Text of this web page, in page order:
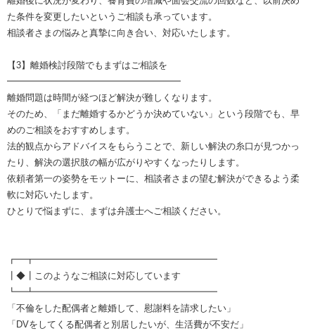
た条件を変更したいというご相談も承っています。
相談者さまの悩みと真摯に向き合い、対応いたします。
【3】離婚検討段階でもまずはご相談を
━━━━━━━━━━━━━━━━━━━
離婚問題は時間が経つほど解決が難しくなります。
そのため、「まだ離婚するかどうか決めていない」という段階でも、早
めのご相談をおすすめします。
法的観点からアドバイスをもらうことで、新しい解決の糸口が見つかっ
たり、解決の選択肢の幅が広がりやすくなったりします。
依頼者第一の姿勢をモットーに、相談者さまの望む解決ができるよう柔
軟に対応いたします。
ひとりで悩まずに、まずは弁護士へご相談ください。
┏━┳━━━━━━━━━━━━━━━━━━━━
┃◆┃このようなご相談に対応しています
┗━┻━━━━━━━━━━━━━━━━━━━━
「不倫をした配偶者と離婚して、慰謝料を請求したい」
「DVをしてくる配偶者と別居したいが、生活費が不安だ」